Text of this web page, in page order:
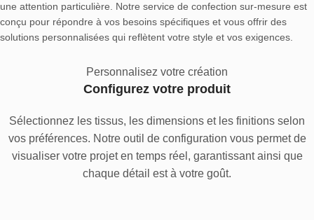
une attention particulière. Notre service de confection sur-mesure est
conçu pour répondre à vos besoins spécifiques et vous offrir des
solutions personnalisées qui reflètent votre style et vos exigences.
Personnalisez votre création
Configurez votre produit
Sélectionnez les tissus, les dimensions et les finitions selon
vos préférences. Notre outil de configuration vous permet de
visualiser votre projet en temps réel, garantissant ainsi que
chaque détail est à votre goût.